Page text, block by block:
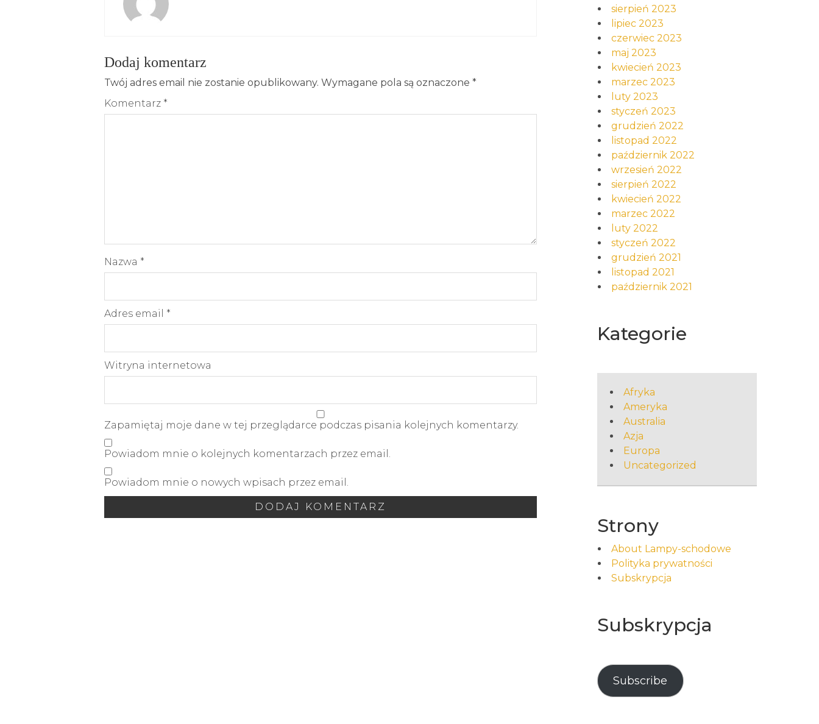
Dodaj komentarz
Twój adres email nie zostanie opublikowany. Wymagane pola są oznaczone *
Komentarz *
Nazwa *
Adres email *
Witryna internetowa
Zapamiętaj moje dane w tej przeglądarce podczas pisania kolejnych komentarzy.
Powiadom mnie o kolejnych komentarzach przez email.
Powiadom mnie o nowych wpisach przez email.
sierpień 2023
lipiec 2023
czerwiec 2023
maj 2023
kwiecień 2023
marzec 2023
luty 2023
styczeń 2023
grudzień 2022
listopad 2022
październik 2022
wrzesień 2022
sierpień 2022
kwiecień 2022
marzec 2022
luty 2022
styczeń 2022
grudzień 2021
listopad 2021
październik 2021
Kategorie
Afryka
Ameryka
Australia
Azja
Europa
Uncategorized
Strony
About Lampy-schodowe
Polityka prywatności
Subskrypcja
Subskrypcja
Subscribe